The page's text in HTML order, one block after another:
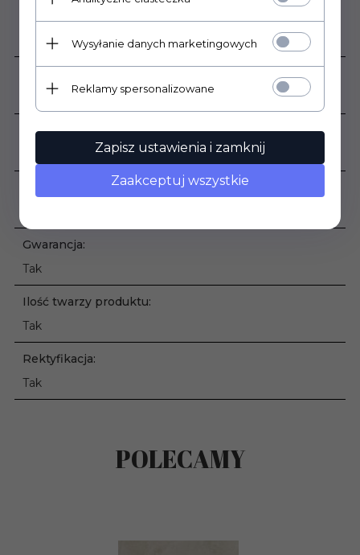
Produkt sprzedawany na pełne opakowania
Waga opakowania:
Czas dostawy produktu:
Gwarancja:
Tak
Ilość twarzy produktu:
Tak
Rektyfikacja:
Tak
POLECAMY
Wysyłanie danych marketingowych
Reklamy spersonalizowane
Zapisz ustawienia i zamknij
Zaakceptuj wszystkie